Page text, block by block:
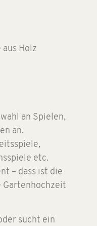
Holz
an Spielen,
an.
etc.
– dass ist die
Gartenhochzeit
sucht ein